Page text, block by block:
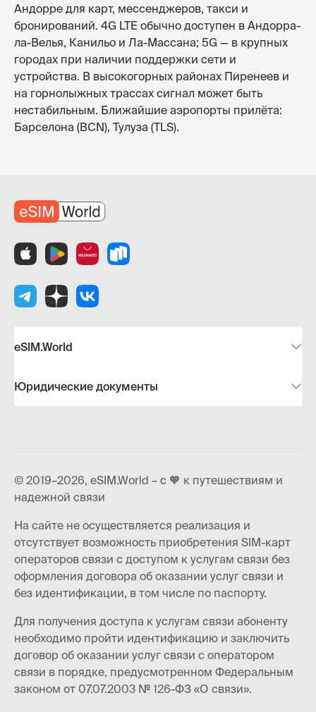
Андорре для карт, мессенджеров, такси и
бронирований. 4G LTE обычно доступен в Андорра-
ла-Велья, Канильо и Ла-Массана; 5G — в крупных
городах при наличии поддержки сети и
устройства. В высокогорных районах Пиренеев и
на горнолыжных трассах сигнал может быть
нестабильным. Ближайшие аэропорты прилёта:
Барселона (BCN), Тулуза (TLS).
eSIM.World
Юридические документы
© 2019–2026, eSIM.World – с 🧡 к путешествиям и
надежной связи
На сайте не осуществляется реализация и
отсутствует возможность приобретения SIM-карт
операторов связи с доступом к услугам связи без
оформления договора об оказании услуг связи и
без идентификации, в том числе по паспорту.
Для получения доступа к услугам связи абоненту
необходимо пройти идентификацию и заключить
договор об оказании услуг связи с оператором
связи в порядке, предусмотренном Федеральным
законом от 07.07.2003 № 126-ФЗ «О связи».